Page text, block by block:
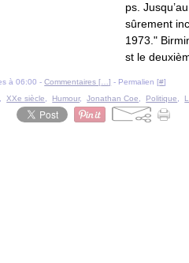
ps.
sûrement
1973."
st le
à 06:00 -Commentaires [ …] - Permalien [#]
XXe siècle Humour,Jonathan Coe Politique